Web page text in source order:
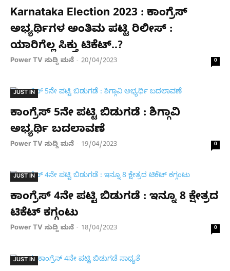
Karnataka Election 2023 : ಕಾಂಗ್ರೆಸ್​​
ಅಭ್ಯರ್ಥಿಗಳ ಅಂತಿಮ ಪಟ್ಟಿ ರಿಲೀಸ್ :
ಯಾರಿಗೆಲ್ಲ ಸಿಕ್ತು ಟಿಕೆಟ್..?
Power TV ಸುದ್ದಿ ಮನೆ - 20/04/2023 0
JUST IN
ಕಾಂಗ್ರೆಸ್ 5ನೇ ಪಟ್ಟಿ ಬಿಡುಗಡೆ : ಶಿಗ್ಗಾವಿ
ಅಭ್ಯರ್ಥಿ ಬದಲಾವಣೆ
Power TV ಸುದ್ದಿ ಮನೆ - 19/04/2023 0
JUST IN
ಕಾಂಗ್ರೆಸ್ 4ನೇ ಪಟ್ಟಿ ಬಿಡುಗಡೆ : ಇನ್ನೂ 8 ಕ್ಷೇತ್ರದ
ಟಿಕೆಟ್ ಕಗ್ಗಂಟು
Power TV ಸುದ್ದಿ ಮನೆ - 18/04/2023 0
JUST IN